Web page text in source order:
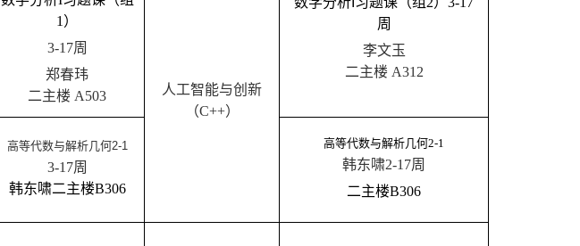
1 ）
3-17周
郑春玮
二主楼 A503
人工智能与创新
（C++）
周
李文玉
二主楼 A312
高等代数与解析几何2-1
3-17周
韩东啸二主楼B306
高等代数与解析几何2-1
韩东啸2-17周
二主楼B306